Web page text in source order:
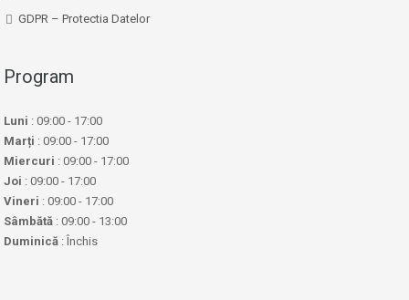
GDPR – Protectia Datelor
Program
Luni : 09:00 - 17:00
Marți : 09:00 - 17:00
Miercuri : 09:00 - 17:00
Joi : 09:00 - 17:00
Vineri : 09:00 - 17:00
Sâmbătă : 09:00 - 13:00
Duminică : Închis